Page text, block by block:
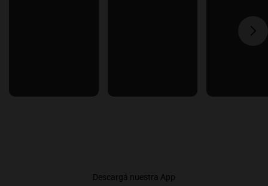
Descargá nuestra App